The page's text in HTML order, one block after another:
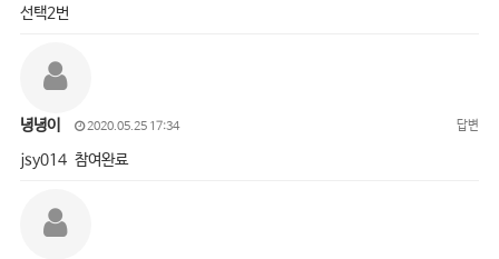
선택2번
녕녕이 2020.05.25 17:34 답변
jsy014 참여완료